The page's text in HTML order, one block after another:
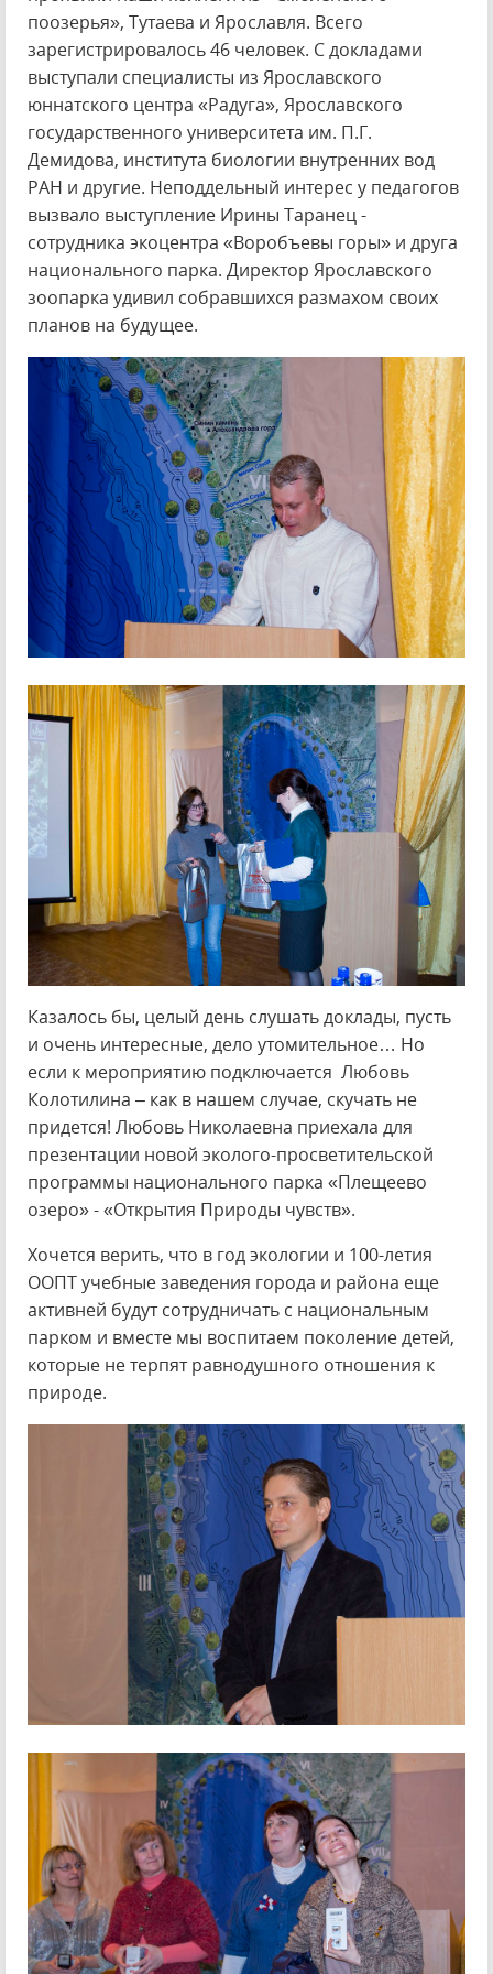
поозерья», Тутаева и Ярославля. Всего
зарегистрировалось 46 человек. С докладами
выступали специалисты из Ярославского
юннатского центра «Радуга», Ярославского
государственного университета им. П.Г.
Демидова, института биологии внутренних вод
РАН и другие. Неподдельный интерес у педагогов
вызвало выступление Ирины Таранец -
сотрудника экоцентра «Воробъевы горы» и друга
национального парка. Директор Ярославского
зоопарка удивил собравшихся размахом своих
планов на будущее.
Казалось бы, целый день слушать доклады, пусть
и очень интересные, дело утомительное… Но
если к мероприятию подключается Любовь
Колотилина – как в нашем случае, скучать не
придется! Любовь Николаевна приехала для
презентации новой эколого-просветительской
программы национального парка «Плещеево
озеро» - «Открытия Природы чувств».
Хочется верить, что в год экологии и 100-летия
ООПТ учебные заведения города и района еще
активней будут сотрудничать с национальным
парком и вместе мы воспитаем поколение детей,
которые не терпят равнодушного отношения к
природе.